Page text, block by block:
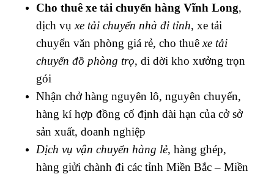
Cho thuê xe tải chuyển hàng Vĩnh Long,
dịch vụ xe tải chuyển nhà đi tỉnh, xe tải
chuyển văn phòng giá rẻ, cho thuê xe tải
chuyển đồ phòng trọ, di dời kho xưởng trọn
gói
Nhận chở hàng nguyên lô, nguyên chuyến,
hàng kí hợp đồng cố định dài hạn của cở sở
sản xuất, doanh nghiệp
Dịch vụ vận chuyển hàng lẻ, hàng ghép,
hàng giửi chành đi các tỉnh Miền Bắc – Miền